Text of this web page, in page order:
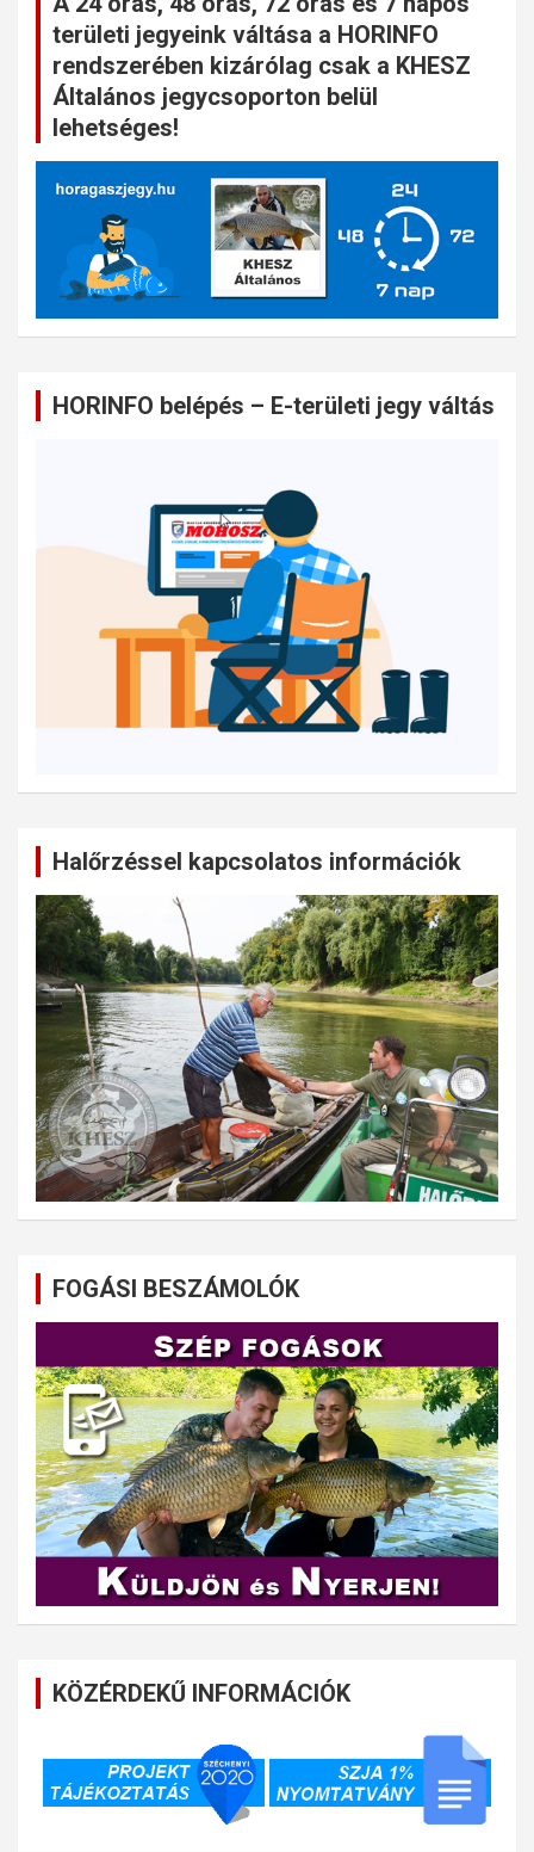
területi jegyeink váltása a HORINFO
rendszerében kizárólag csak a KHESZ
Általános jegycsoporton belül
lehetséges!
HORINFO belépés – E-területi jegy váltás
Halőrzéssel kapcsolatos információk
FOGÁSI BESZÁMOLÓK
KÖZÉRDEKŰ INFORMÁCIÓK